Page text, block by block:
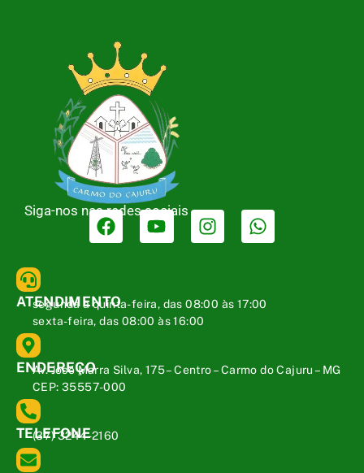
Siga-nos nas redes sociais
ATENDIMENTO
segunda a quinta-feira, das 08:00 às 17:00
sexta-feira, das 08:00 às 16:00
ENDEREÇO
Av. José Marra Silva, 175 – Centro – Carmo do Cajuru – MG
CEP: 35557-000
TELEFONE
(37) 3244-2160